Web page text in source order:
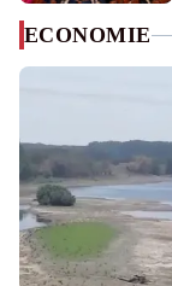
ECONOMIE